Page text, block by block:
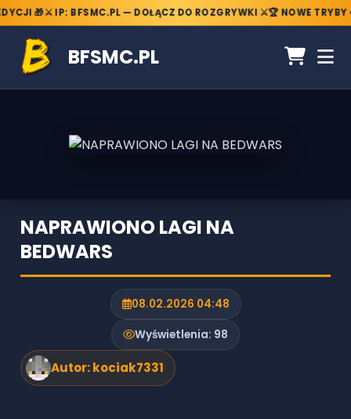
🎁⚔️ IP: BFSMC.PL — DOŁĄCZ DO ROZGRYWKI ⚔️🏆 NOWE TRYBY
BFSMC.PL
NAPRAWIONO LAGI NA
BEDWARS
08.02.2026 04:48
Wyświetlenia: 98
Autor:kociak7331